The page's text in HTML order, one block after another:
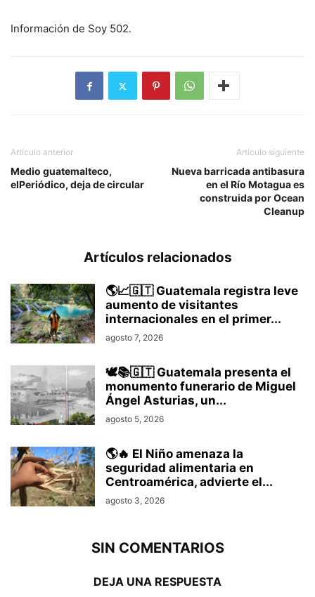
Información de Soy 502.
Artículo anterior
Medio guatemalteco,
elPeriódico, deja de circular
Artículo siguiente
Nueva barricada antibasura
en el Río Motagua es
construida por Ocean
Cleanup
Artículos relacionados
🌎📈🇬🇹 Guatemala registra leve
aumento de visitantes
internacionales en el primer...
agosto 7, 2026
🕊️📚🇬🇹 Guatemala presenta el
monumento funerario de Miguel
Ángel Asturias, un...
agosto 5, 2026
🌎🔥 El Niño amenaza la
seguridad alimentaria en
Centroamérica, advierte el...
agosto 3, 2026
SIN COMENTARIOS
DEJA UNA RESPUESTA